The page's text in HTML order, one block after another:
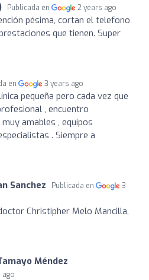
Publicada en 2 years ago
pésima, cortan el telefono
que tienen. Super
en 3 years ago
pequeña pero cada vez que
, encuentro
amables , equipos
. Siempre a
Sanchez Publicada en
3
Christipher Melo Mancilla,
Méndez
ago